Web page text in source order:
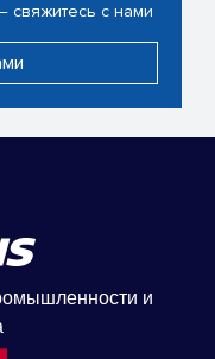
свяжитесь с нами
и